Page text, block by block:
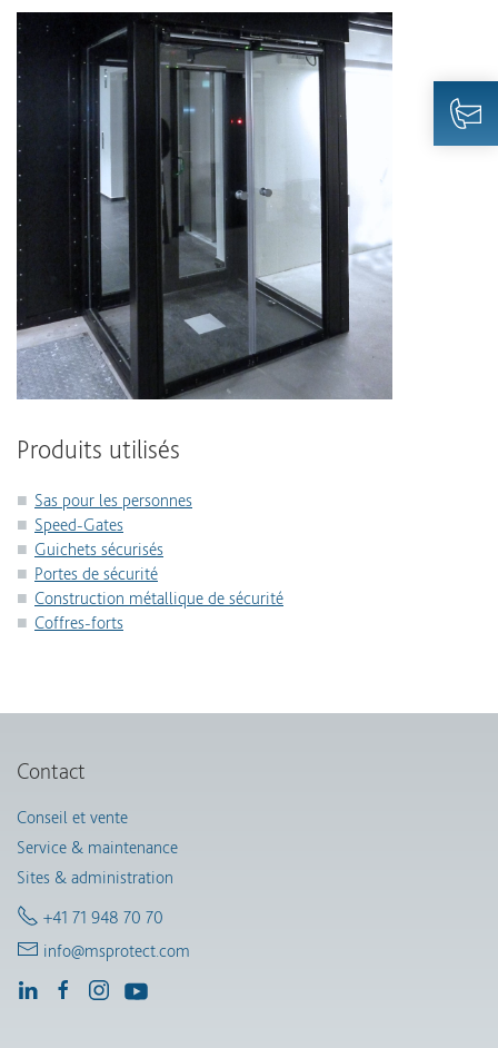
Produits utilisés
Sas pour les personnes
Speed-Gates
Guichets sécurisés
Portes de sécurité
Construction métallique de sécurité
Coffres-forts
Contact
Conseil et vente
Service & maintenance
Sites & administration
+41 71 948 70 70
info@msprotect.com